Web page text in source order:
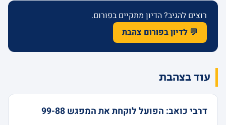
רוצים להגיב? הדיון מתקיים בפורום.
💬 לדיון בפורום צהבת
עוד בצהבת
דרבי כואב: הפועל לוקחת את המפגש 99-88